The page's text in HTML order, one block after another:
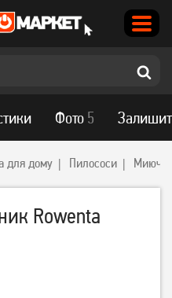
для дому Пилососи Миючі
Rowenta
Фото 5